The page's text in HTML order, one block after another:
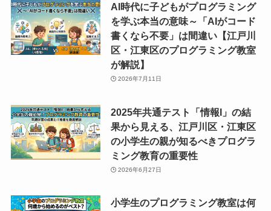
AI時代に子どもがプログラミング
を学ぶ本当の意味～「AIがコード
書くなら不要」は間違い【江戸川
区・江東区のプログラミング教室
が解説】
2026年7月11日
2025年共通テスト「情報I」の結
果から見える、江戸川区・江東区
の小学生の親が知るべきプログラ
ミング教育の重要性
2026年6月27日
小学生のプログラミング教室は何